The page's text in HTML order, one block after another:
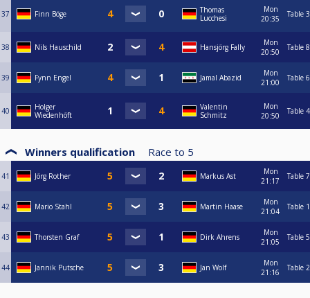
37 Finn Böge
Thomas
Lucchesi
Mon
20:35
Table 3
38 Nils Hauschild Hansjörg Fally
Mon
20:50
Table 8
39 Fynn Engel Jamal Abazid
Mon
21:00
Table 6
40
Holger
Wiedenhöft
Valentin
Schmitz
Mon
20:50
Table 4
Winners qualification Race to 5
41 Jörg Rother Markus Ast
Mon
21:17
Table 7
42 Mario Stahl Martin Haase
Mon
21:04
Table 1
43 Thorsten Graf Dirk Ahrens
Mon
21:05
Table 5
44 Jannik Putsche Jan Wolf
Mon
21:16
Table 2